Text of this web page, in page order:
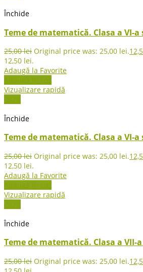
Închide
Teme de matematică. Clasa a VI-a
25,00lei Original price was: 25,00 lei.
12,50 lei.
Adaugă la Favorite
Adaugă în coș
Vizualizare rapidă
-50%
Închide
Teme de matematică. Clasa a VI-a
25,00lei Original price was: 25,00 lei.
12,50 lei.
Adaugă la Favorite
Adaugă în coș
Vizualizare rapidă
-50%
Închide
Teme de matematică. Clasa a VII-a
25,00lei Original price was: 25,00 lei.